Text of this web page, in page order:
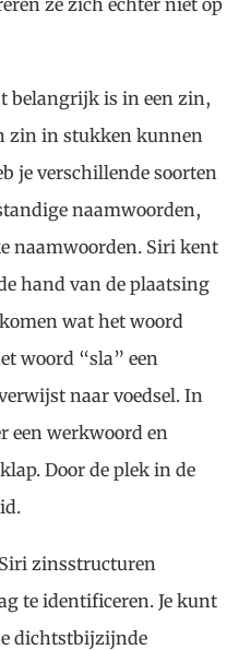
ze zich echter niet op
belangrijk is in een zin,
zin in stukken kunnen
je verschillende soorten
naamwoorden,
naamwoorden. Siri kent
hand van de plaatsing
wat het woord
woord “sla” een
naar voedsel. In
een werkwoord en
Door de plek in de
zinsstructuren
te identificeren. Je kunt
dichtstbijzijnde